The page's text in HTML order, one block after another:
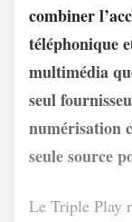
combiner
téléphonique
multimédia
seul
numérisation
seule source
Le Triple Play